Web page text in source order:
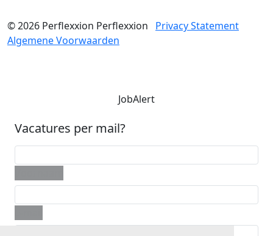
© 2026 Perflexxion Perflexxion
Privacy Statement
Algemene Voorwaarden
JobAlert
Vacatures per mail?